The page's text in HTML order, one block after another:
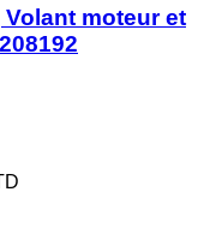
Volant moteur et